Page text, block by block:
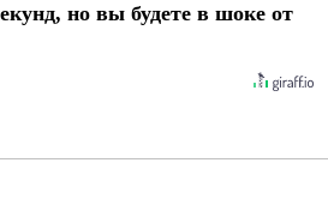
но вы будете в шоке от